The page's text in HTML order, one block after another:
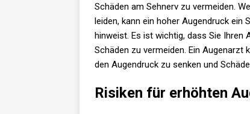
Schäden am Sehnerv zu vermeiden.
leiden, kann ein hoher Augendruck
hinweist. Es ist wichtig, dass Sie Ihren
Schäden zu vermeiden. Ein Augenarzt
den Augendruck zu senken und
Risiken für erhöhten